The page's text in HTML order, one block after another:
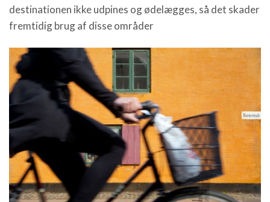
destinationen ikke udpines og ødelægges, så det skader
fremtidig brug af disse områder